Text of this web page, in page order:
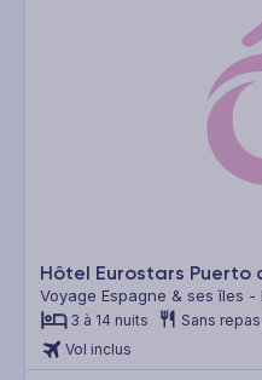
Hôtel Eurostars Puerto
Voyage Espagne & ses îles -
3 à 14 nuits
Sans
Vol inclus